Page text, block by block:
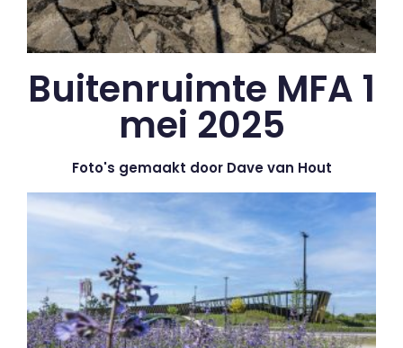
Buitenruimte MFA 1
mei 2025
Foto's gemaakt door Dave van Hout